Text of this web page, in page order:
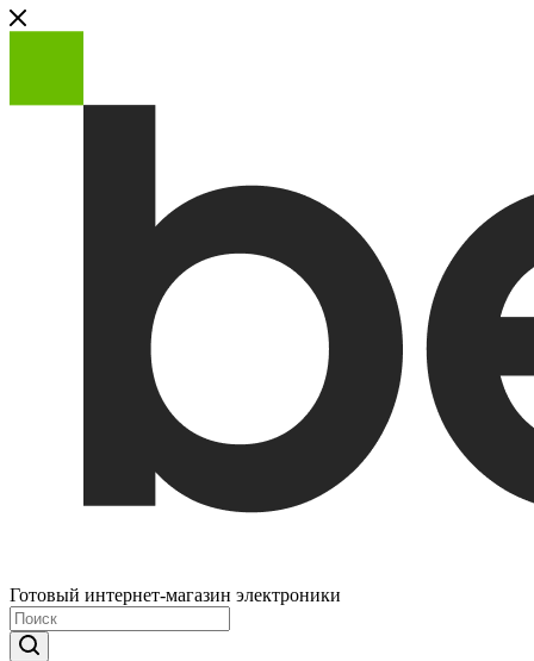
Готовый интернет-магазин электроники